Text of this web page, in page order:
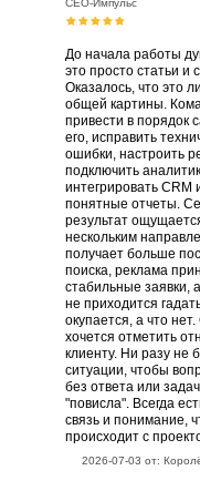
СЕО-Импульс
До начала работы
это просто статьи и
Оказалось, что это
общей картины.
привести в порядок
его, исправить
ошибки, настроить
подключить
интегрировать CRM
понятные отчеты.
результат
нескольким
получает больше
поиска, реклама
стабильные заявки,
не приходится
окупается, а что
хочется отметить
клиенту. Ни разу не
ситуации, чтобы
без ответа или
"повисла". Всегда
связь и понимание,
происходит с
2026-07-03 от: